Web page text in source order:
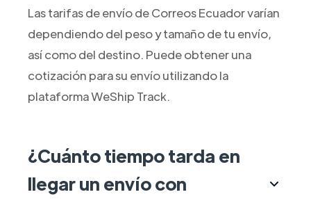
Las tarifas de envío de Correos Ecuador varían
dependiendo del peso y tamaño de tu envío,
así como del destino. Puede obtener una
cotización para su envío utilizando la
plataforma WeShip Track.
¿Cuánto tiempo tarda en
llegar un envío con